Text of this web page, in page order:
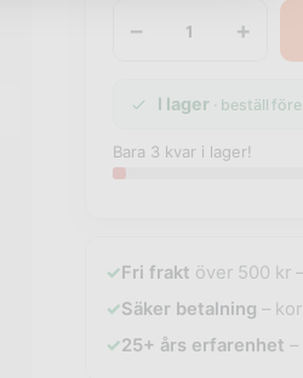
− +
I lager· beställ
Bara 3 kvar i lager!
✓Fri frakt över 500 kr
✓Säker betalning –
✓25+ års erfarenhet